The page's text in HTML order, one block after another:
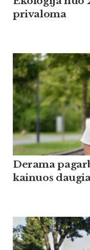
privaloma
Derama
kainuos